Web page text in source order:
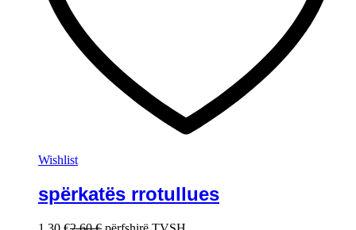
Wishlist
spërkatës rrotullues